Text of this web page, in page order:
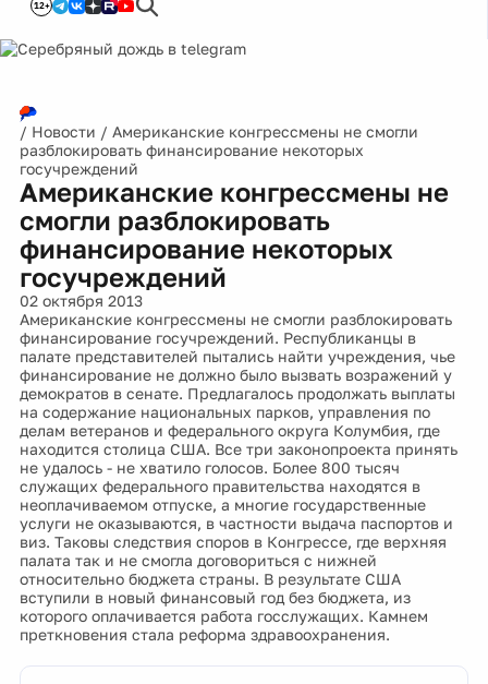
12+
/ Новости / Американские конгрессмены не смогли
разблокировать финансирование некоторых
госучреждений
Американские конгрессмены не
смогли разблокировать
финансирование некоторых
госучреждений
02 октября 2013
Американские конгрессмены не смогли разблокировать
финансирование госучреждений. Республиканцы в
палате представителей пытались найти учреждения, чье
финансирование не должно было вызвать возражений у
демократов в сенате. Предлагалось продолжать выплаты
на содержание национальных парков, управления по
делам ветеранов и федерального округа Колумбия, где
находится столица США. Все три законопроекта принять
не удалось - не хватило голосов. Более 800 тысяч
служащих федерального правительства находятся в
неоплачиваемом отпуске, а многие государственные
услуги не оказываются, в частности выдача паспортов и
виз. Таковы следствия споров в Конгрессе, где верхняя
палата так и не смогла договориться с нижней
относительно бюджета страны. В результате США
вступили в новый финансовый год без бюджета, из
которого оплачивается работа госслужащих. Камнем
преткновения стала реформа здравоохранения.